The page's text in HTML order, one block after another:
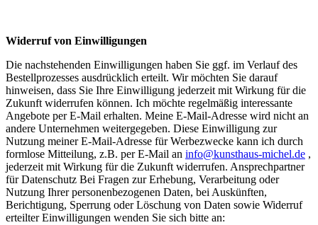
Widerruf von Einwilligungen
Die nachstehenden Einwilligungen haben Sie ggf. im Verlauf des
Bestellprozesses ausdrücklich erteilt. Wir möchten Sie darauf
hinweisen, dass Sie Ihre Einwilligung jederzeit mit Wirkung für die
Zukunft widerrufen können. Ich möchte regelmäßig interessante
Angebote per E-Mail erhalten. Meine E-Mail-Adresse wird nicht an
andere Unternehmen weitergegeben. Diese Einwilligung zur
Nutzung meiner E-Mail-Adresse für Werbezwecke kann ich durch
formlose Mitteilung, z.B. per E-Mail an info@kunsthaus-michel.de ,
jederzeit mit Wirkung für die Zukunft widerrufen. Ansprechpartner
für Datenschutz Bei Fragen zur Erhebung, Verarbeitung oder
Nutzung Ihrer personenbezogenen Daten, bei Auskünften,
Berichtigung, Sperrung oder Löschung von Daten sowie Widerruf
erteilter Einwilligungen wenden Sie sich bitte an: